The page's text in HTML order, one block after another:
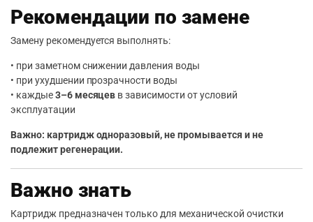
Рекомендации по замене
Замену рекомендуется выполнять:
• при заметном снижении давления воды
• при ухудшении прозрачности воды
• каждые3–6 месяцев в зависимости от условий
эксплуатации
Важно: картридж одноразовый, не промывается и не
подлежит регенерации.
Важно знать
Картридж предназначен только для механической очистки